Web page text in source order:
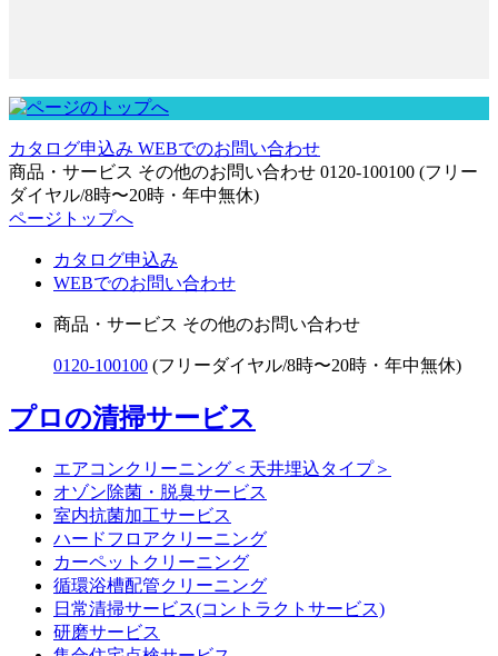
カタログ申込み WEBでのお問い合わせ
商品・サービス その他のお問い合わせ 0120-100100 (フリー
ダイヤル/8時〜20時・年中無休)
ページトップへ
カタログ申込み
WEBでのお問い合わせ
商品・サービス その他のお問い合わせ
0120-100100 (フリーダイヤル/8時〜20時・年中無休)
プロの清掃サービス
エアコンクリーニング＜天井埋込タイプ＞
オゾン除菌・脱臭サービス
室内抗菌加工サービス
ハードフロアクリーニング
カーペットクリーニング
循環浴槽配管クリーニング
日常清掃サービス(コントラクトサービス)
研磨サービス